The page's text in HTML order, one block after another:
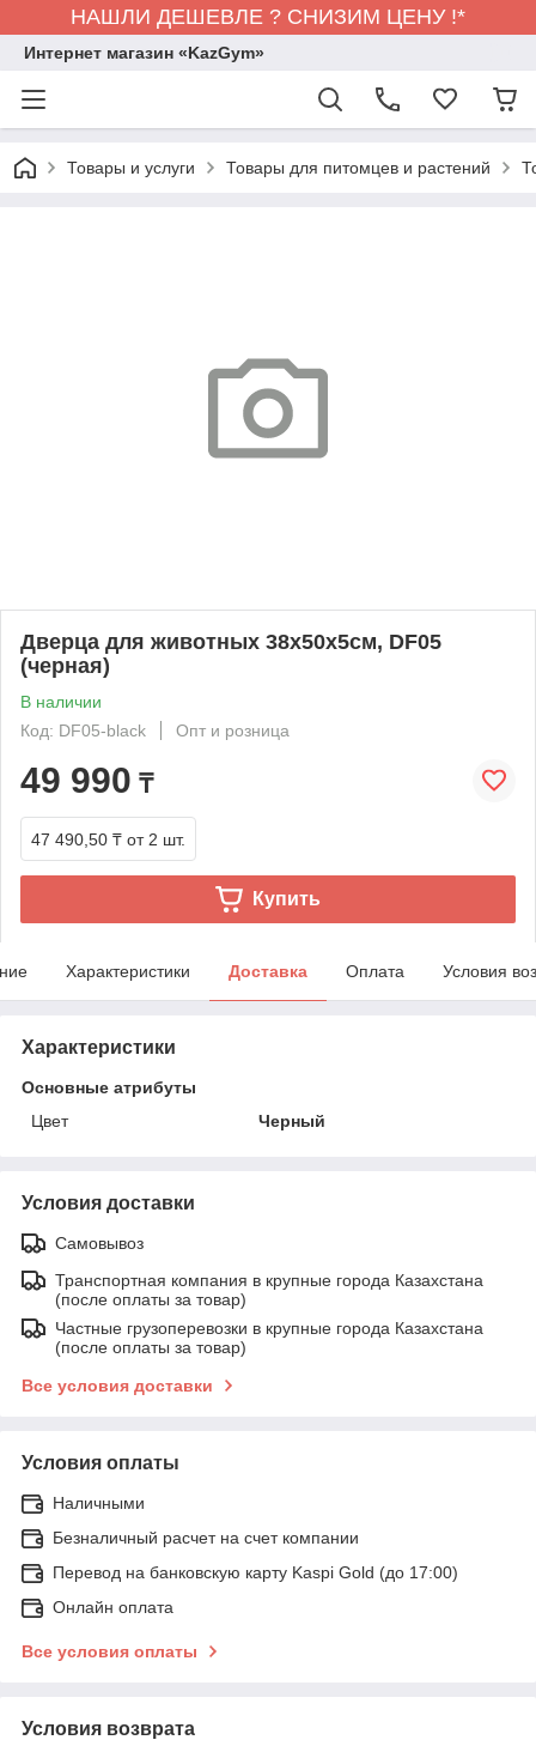
НАШЛИ ДЕШЕВЛЕ ? СНИЗИМ ЦЕНУ !*
Интернет магазин «KazGym»
Товары и услуги Товары для питомцев и растений
Дверца для животных 38х50х5см, DF05
(черная)
В наличии
Код: DF05-black
Опт и розница
49 990 ₸
47 490,50 ₸ от 2 шт.
Купить
Характеристики Доставка Оплата Условия
Характеристики
Основные атрибуты
Цвет
Черный
Условия доставки
Самовывоз
Транспортная компания в крупные города Казахстана
(после оплаты за товар)
Частные грузоперевозки в крупные города Казахстана
(после оплаты за товар)
Все условия доставки
Условия оплаты
Наличными
Безналичный расчет на счет компании
Перевод на банковскую карту Kaspi Gold (до 17:00)
Онлайн оплата
Все условия оплаты
Условия возврата